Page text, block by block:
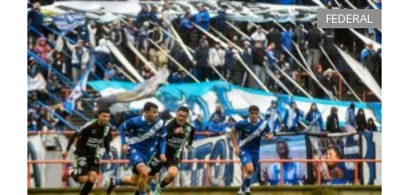
FEDERAL